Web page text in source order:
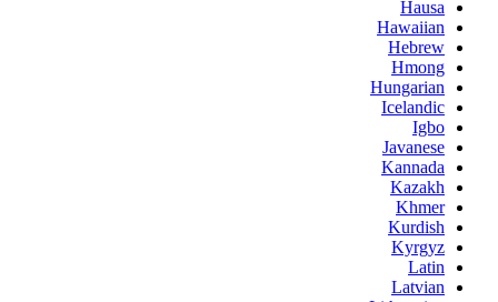
Hausa
Hawaiian
Hebrew
Hmong
Hungarian
Icelandic
Igbo
Javanese
Kannada
Kazakh
Khmer
Kurdish
Kyrgyz
Latin
Latvian